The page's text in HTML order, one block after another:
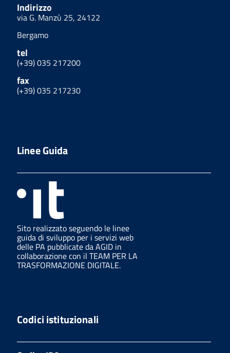
Indirizzo
via G. Manzù 25, 24122
Bergamo
tel
(+39) 035 217200
fax
(+39) 035 217230
Linee Guida
Sito realizzato seguendo le linee
guida di sviluppo per i servizi web
delle PA pubblicate da AGID in
collaborazione con il TEAM PER LA
TRASFORMAZIONE DIGITALE.
Codici istituzionali